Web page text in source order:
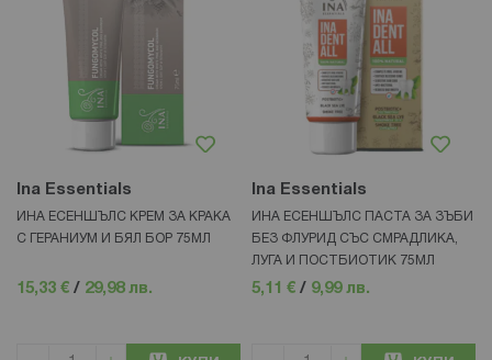
Ina Essentials
ИНА ЕСЕНШЪЛС КРЕМ ЗА КРАКА
С ГЕРАНИУМ И БЯЛ БОР 75МЛ
15,33 € / 29,98 лв.
Ina Essentials
ИНА ЕСЕНШЪЛС ПАСТА ЗА ЗЪБИ
БЕЗ ФЛУРИД СЪС СМРАДЛИКА,
ЛУГА И ПОСТБИОТИК 75МЛ
5,11 € / 9,99 лв.